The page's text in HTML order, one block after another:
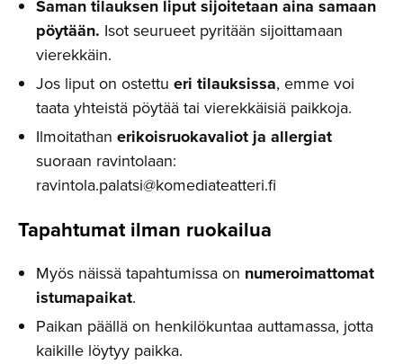
Saman tilauksen liput sijoitetaan aina samaan
pöytään. Isot seurueet pyritään sijoittamaan
vierekkäin.
Jos liput on ostettu eri tilauksissa, emme voi
taata yhteistä pöytää tai vierekkäisiä paikkoja.
Ilmoitathan erikoisruokavaliot ja allergiat
suoraan ravintolaan:
ravintola.palatsi@komediateatteri.fi
Tapahtumat ilman ruokailua
Myös näissä tapahtumissa on numeroimattomat
istumapaikat.
Paikan päällä on henkilökuntaa auttamassa, jotta
kaikille löytyy paikka.